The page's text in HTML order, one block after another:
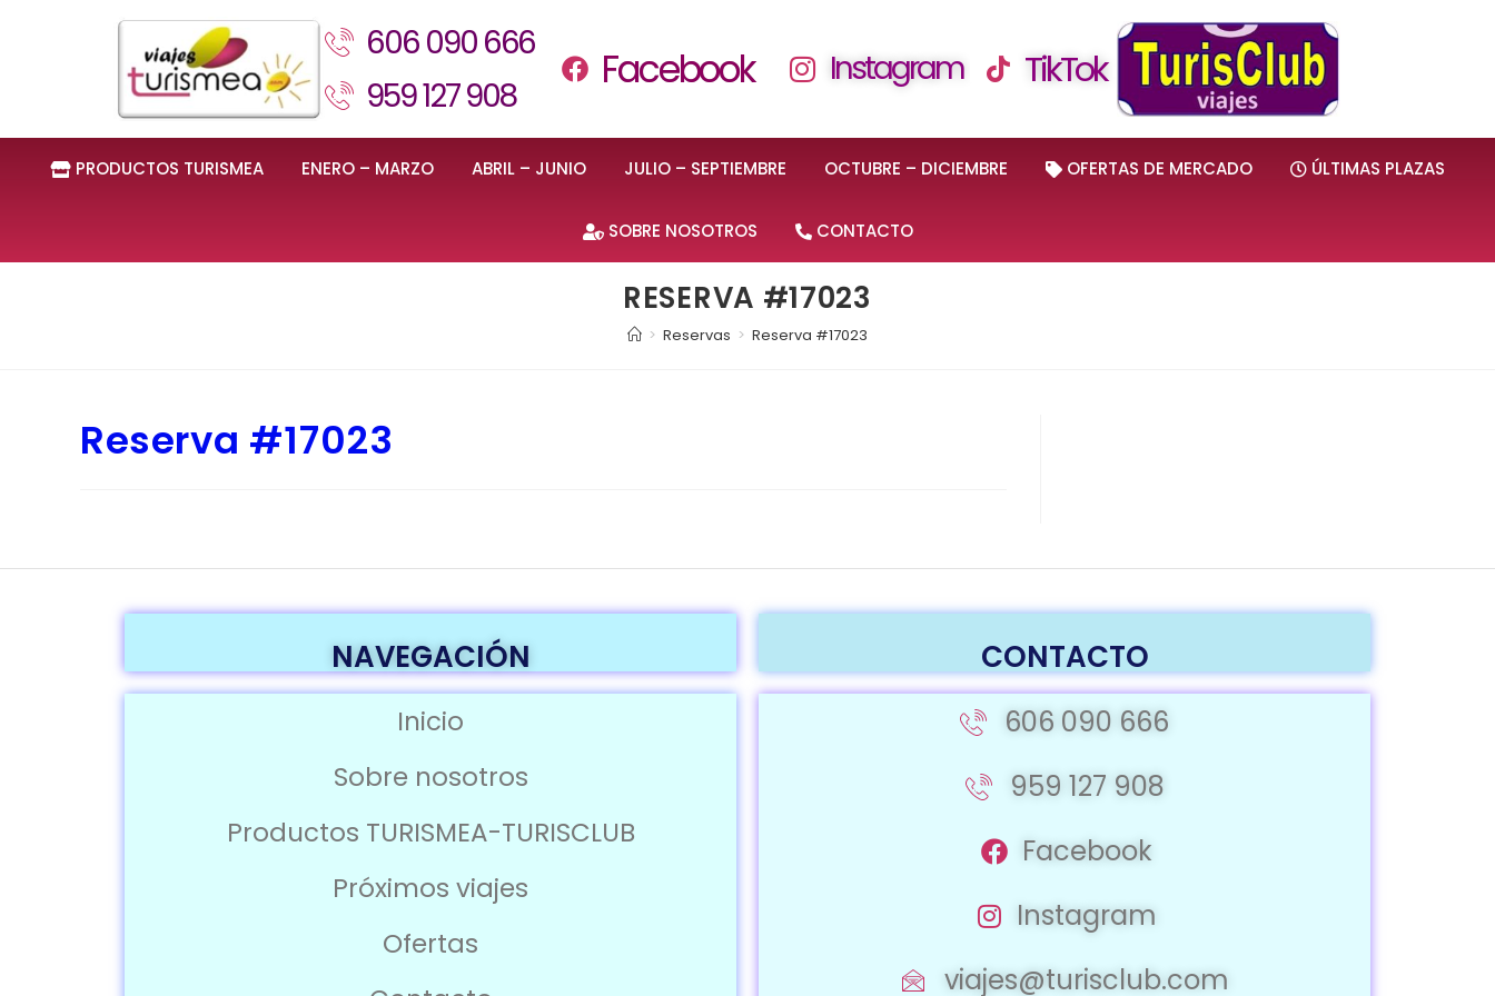
606 090 666
959 127 908
Facebook Instagram TikTok
PRODUCTOS TURISMEA ENERO – MARZO ABRIL – JUNIO JULIO – SEPTIEMBRE OCTUBRE – DICIEMBRE OFERTAS DE MERCADO ÚLTIMAS PLAZAS
SOBRE NOSOTROS CONTACTO
RESERVA #17023
> Reservas > Reserva #17023
Reserva #17023
NAVEGACIÓN
Inicio
Sobre nosotros
Productos TURISMEA-TURISCLUB
Próximos viajes
Ofertas
CONTACTO
606 090 666
959 127 908
Facebook
Instagram
viajes@turisclub.com